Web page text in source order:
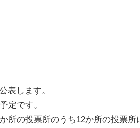
表します。
定です。
所の投票所のうち12か所の投票